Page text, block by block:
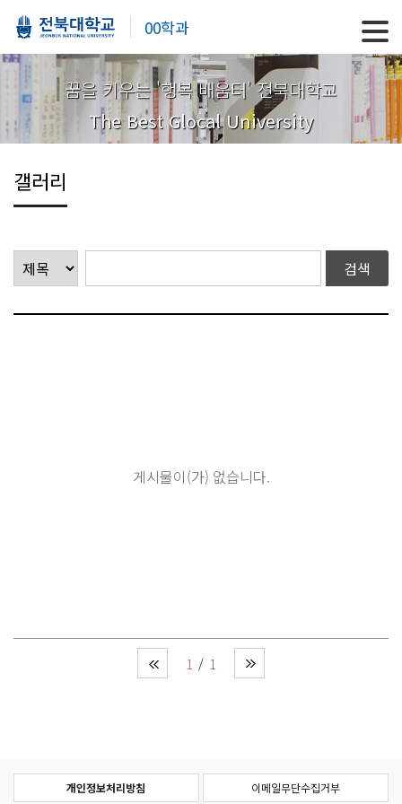
00학과
꿈을 키우는 '행복 배움터' 전북대학교
The Best Glocal University
갤러리
게시물이(가) 없습니다.
1 1
개인정보처리방침 이메일무단수집거부